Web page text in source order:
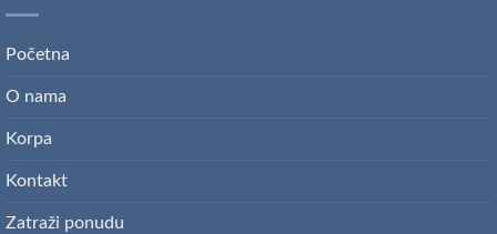
Početna
O nama
Korpa
Kontakt
Zatraži ponudu